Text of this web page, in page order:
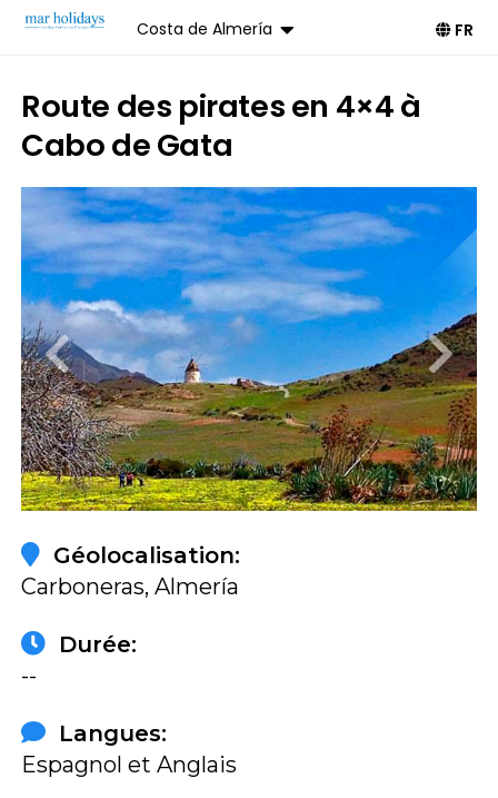
Costa de Almería FR
Route des pirates en 4×4 à
Cabo de Gata
Livre
Géolocalisation:
Carboneras, Almería
Durée:
--
Langues:
Espagnol et Anglais